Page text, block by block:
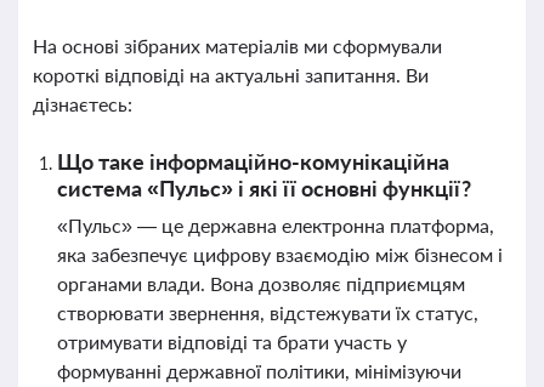
На основі зібраних матеріалів ми сформували
короткі відповіді на актуальні запитання. Ви
дізнаєтесь:
Що таке інформаційно-комунікаційна
система «Пульс» і які її основні функції?
«Пульс» — це державна електронна платформа,
яка забезпечує цифрову взаємодію між бізнесом і
органами влади. Вона дозволяє підприємцям
створювати звернення, відстежувати їх статус,
отримувати відповіді та брати участь у
формуванні державної політики, мінімізуючи